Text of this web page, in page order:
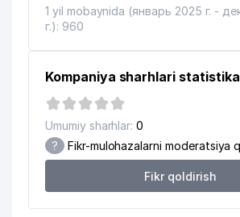
1 yil mobaynida (январь 2025 г. -
г.): 960
Kompaniya sharhlari
Umumiy sharhlar: 0
? Fikr-mulohazalarni moderatsiya
Fikr qoldirish